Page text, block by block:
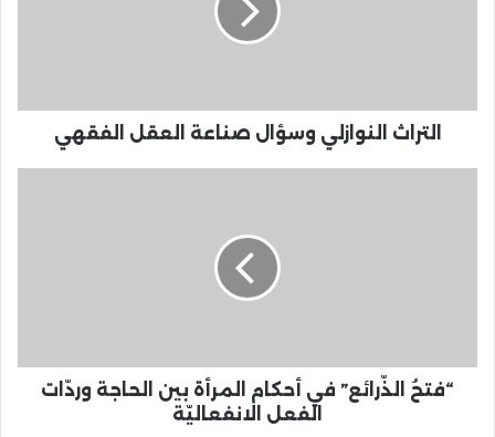
التراث النوازلي وسؤال صناعة العقل الفقهي
“فتحُ الذّرائع” في أحكام المرأة بين الحاجة وردّات
الفعل الانفعاليّة